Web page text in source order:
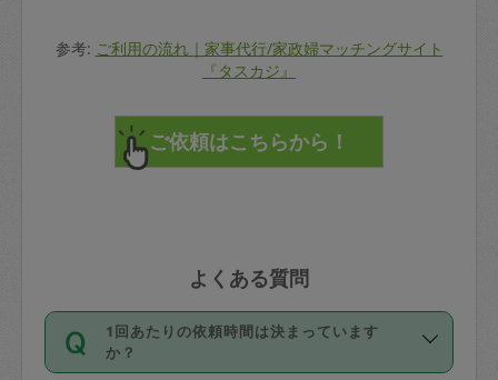
参考: ご利用の流れ｜家事代行/家政婦マッチングサイト
『タスカジ』
よくある質問
1回あたりの依頼時間は決まっています
か？